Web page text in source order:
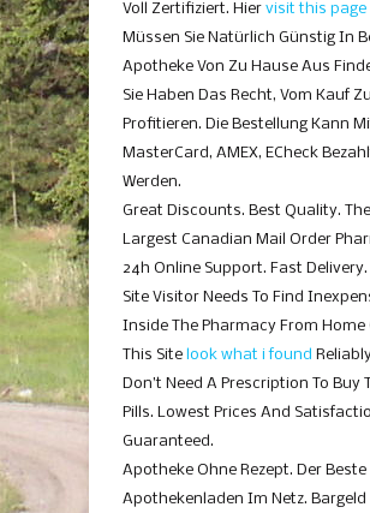
Voll Zertifiziert. Hier visit this page
Müssen Sie Natürlich Günstig In
Apotheke Von Zu Hause Aus
Sie Haben Das Recht, Vom Kauf Zu
Profitieren. Die Bestellung Kann
MasterCard, AMEX, ECheck
Werden.
Great Discounts. Best Quality. The
Largest Canadian Mail Order
24h Online Support. Fast
Site Visitor Needs To Find
Inside The Pharmacy From Home
This Site look what i found
Don’t Need A Prescription To Buy
Pills. Lowest Prices And
Guaranteed.
Apotheke Ohne Rezept. Der Beste
Apothekenladen Im Netz. Bargeld